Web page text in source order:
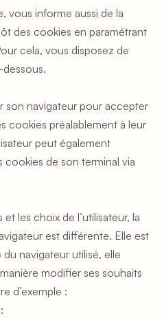
vous informe aussi de la
des cookies en paramétrant
cela, vous disposez de
son navigateur pour accepter
cookies préalablement à leur
peut également
cookies de son terminal via
les choix de l’utilisateur, la
est différente. Elle est
du navigateur utilisé, elle
modifier ses souhaits
d’exemple :